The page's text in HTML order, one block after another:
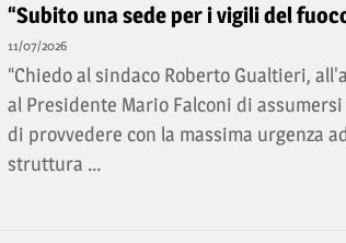
“Subito una sede per i vigili del
11/07/2026
“Chiedo al sindaco Roberto Gualtieri,
al Presidente Mario Falconi di
di provvedere con la massima urgenza
struttura ...